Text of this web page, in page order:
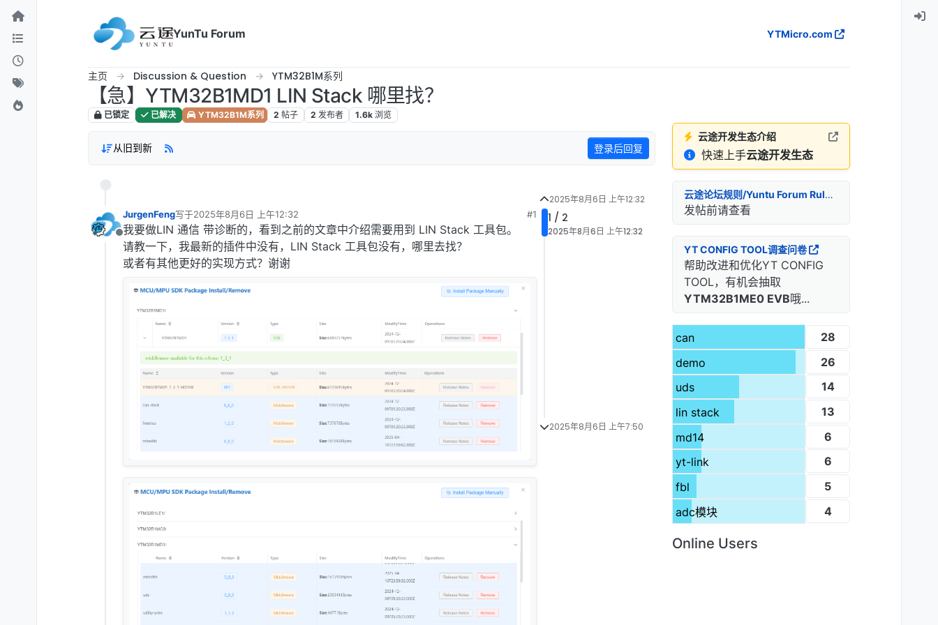
跳转至内容
YunTu Forum
YTMicro.com
主页 Discussion & Question YTM32B1M系列
【急】YTM32B1MD1 LIN Stack 哪里找？
已锁定 已解决 YTM32B1M系列 2 帖子 2 发布者 1.6k 浏览
从旧到新 登录后回复
离线
JurgenFeng写于2025年8月6日 上午12:32
最后由 编辑
#1
我要做LIN 通信 带诊断的，看到之前的文章中介绍需要用到 LIN Stack 工具包。
请教一下，我最新的插件中没有，LIN Stack 工具包没有，哪里去找？
或者有其他更好的实现方式？谢谢
2025年8月6日 上午12:32
1 / 2
2025年8月6日 上午12:32
2025年8月6日 上午7:50
云途开发生态介绍
快速上手云途开发生态
云途论坛规则/Yuntu Forum Rules
发帖前请查看
YT CONFIG TOOL调查问卷
帮助改进和优化YT CONFIG
TOOL，有机会抽取
YTM32B1ME0 EVB哦...
can
28
demo
26
uds
14
lin stack
13
md14
6
yt-link
6
fbl
5
adc模块
4
Online Users